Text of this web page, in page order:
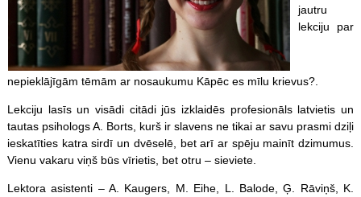
jautru
lekciju par
nepieklājīgām tēmām ar nosaukumu Kāpēc es mīlu krievus?.
Lekciju lasīs un visādi citādi jūs izklaidēs profesionāls latvietis un
tautas psihologs A. Borts, kurš ir slavens ne tikai ar savu prasmi dziļi
ieskatīties katra sirdī un dvēselē, bet arī ar spēju mainīt dzimumus.
Vienu vakaru viņš būs vīrietis, bet otru – sieviete.
Lektora asistenti – A. Kaugers, M. Eihe, L. Balode, Ģ. Rāviņš, K.